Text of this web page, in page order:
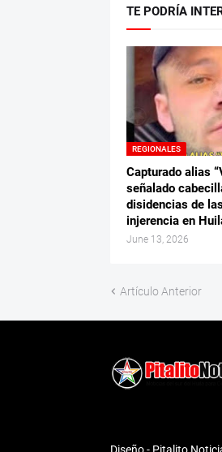
TE PODRÍA
REGIONALES
Capturado alias
señalado
disidencias de
injerencia en
June 13, 2026
Artículo Anterior